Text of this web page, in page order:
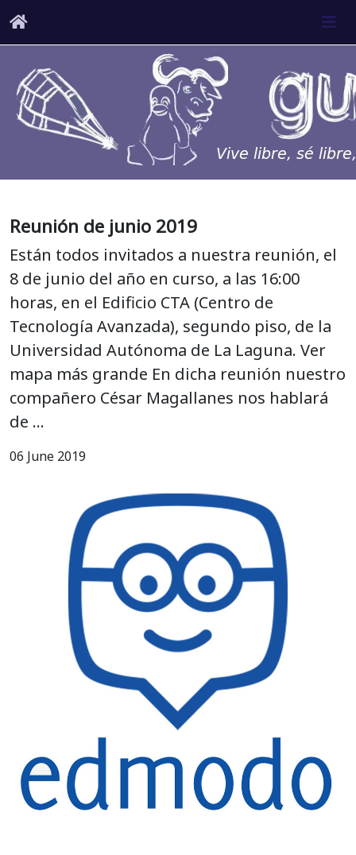
Reunión de junio 2019
Están todos invitados a nuestra reunión, el
8 de junio del año en curso, a las 16:00
horas, en el Edificio CTA (Centro de
Tecnología Avanzada), segundo piso, de la
Universidad Autónoma de La Laguna. Ver
mapa más grande En dicha reunión nuestro
compañero César Magallanes nos hablará
de …
06 June 2019